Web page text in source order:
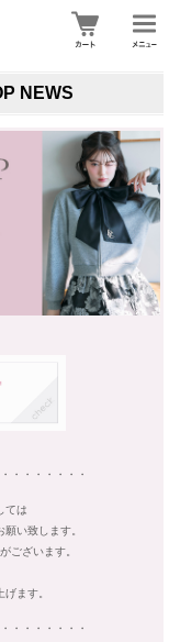
NEWS
・・・・・・・
ては
い致します。
ございます。
ます。
・・・・・・・